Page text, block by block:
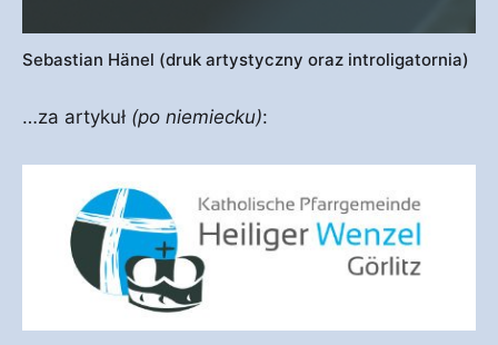
Sebastian Hänel (druk artystyczny oraz introligatornia)
…za artykuł (po niemiecku):